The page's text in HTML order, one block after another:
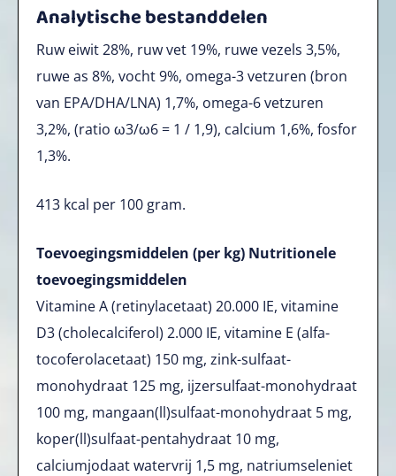
Analytische bestanddelen
Ruw eiwit 28%, ruw vet 19%, ruwe vezels 3,5%,
ruwe as 8%, vocht 9%, omega-3 vetzuren (bron
van EPA/DHA/LNA) 1,7%, omega-6 vetzuren
3,2%, (ratio ω3/ω6 = 1 / 1,9), calcium 1,6%, fosfor
1,3%.
413 kcal per 100 gram.
Toevoegingsmiddelen (per kg) Nutritionele
toevoegingsmiddelen
Vitamine A (retinylacetaat) 20.000 IE, vitamine
D3 (cholecalciferol) 2.000 IE, vitamine E (alfa­
tocoferolacetaat) 150 mg, zink-sulfaat-
monohydraat 125 mg, ijzersulfaat-monohydraat
100 mg, mangaan(ll)sulfaat-monohydraat 5 mg,
koper(ll)sulfaat-pentahydraat 10 mg,
calciumjodaat watervrij 1,5 mg, natriumseleniet